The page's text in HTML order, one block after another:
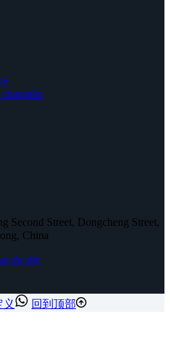
Second Street, Dongcheng Street,
China
du site
义 回到顶部